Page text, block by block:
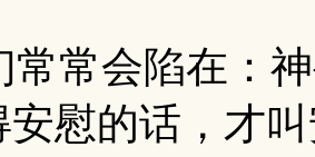
会陷在：神
慰的话，才